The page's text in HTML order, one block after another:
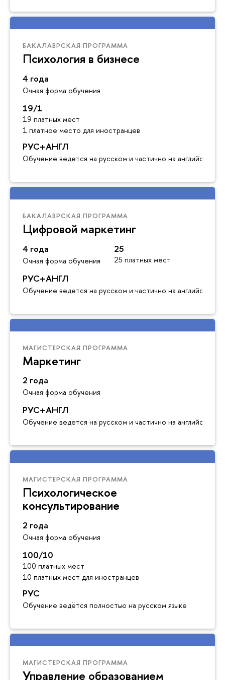
БАКАЛАВРСКАЯ ПРОГРАММА
Психология в бизнесе
4 года
Очная форма обучения
19/1
19 платных мест
1 платное место для иностранцев
РУС+АНГЛ
Обучение ведется на русском и частично на английском
БАКАЛАВРСКАЯ ПРОГРАММА
Цифровой маркетинг
4 года
Очная форма обучения
25
25 платных мест
РУС+АНГЛ
Обучение ведется на русском и частично на английском
МАГИСТЕРСКАЯ ПРОГРАММА
Маркетинг
2 года
Очная форма обучения
РУС+АНГЛ
Обучение ведется на русском и частично на английском
МАГИСТЕРСКАЯ ПРОГРАММА
Психологическое
консультирование
2 года
Очная форма обучения
100/10
100 платных мест
10 платных мест для иностранцев
РУС
Обучение ведётся полностью на русском языке
МАГИСТЕРСКАЯ ПРОГРАММА
Управление образованием